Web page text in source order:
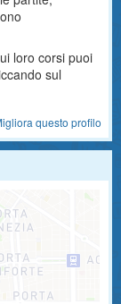
loro corsi puoi
sul
questo profilo